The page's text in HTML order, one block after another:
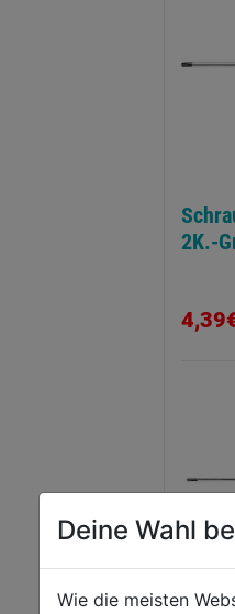
2K.-
Deine Wahl
Wie die meisten